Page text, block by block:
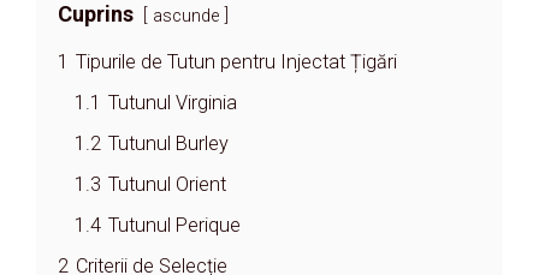
Cuprins ascunde
1 Tipurile de Tutun pentru Injectat Țigări
1.1 Tutunul Virginia
1.2 Tutunul Burley
1.3 Tutunul Orient
1.4 Tutunul Perique
2 Criterii de Selecție